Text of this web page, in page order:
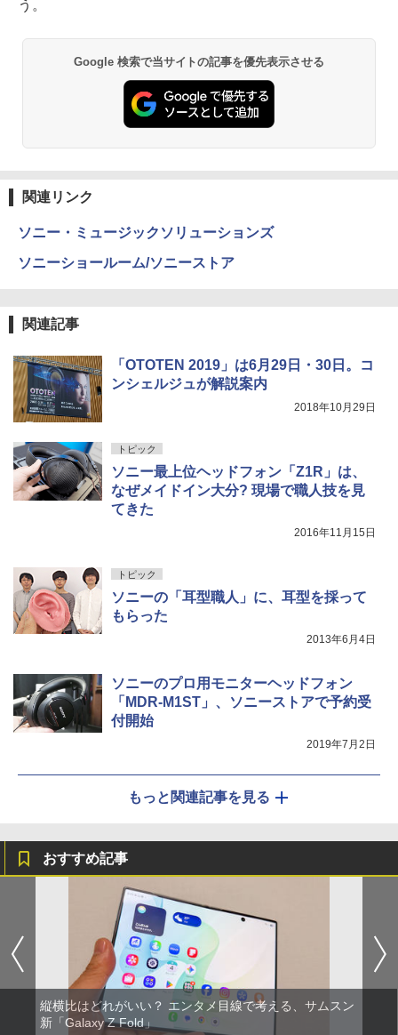
う。
Google 検索で当サイトの記事を優先表示させる
関連リンク
ソニー・ミュージックソリューションズ
ソニーショールーム/ソニーストア
関連記事
「OTOTEN 2019」は6月29日・30日。コ
ンシェルジュが解説案内
2018年10月29日
トピック
ソニー最上位ヘッドフォン「Z1R」は、
なぜメイドイン大分? 現場で職人技を見
てきた
2016年11月15日
トピック
ソニーの「耳型職人」に、耳型を採って
もらった
2013年6月4日
ソニーのプロ用モニターヘッドフォン
「MDR-M1ST」、ソニーストアで予約受
付開始
2019年7月2日
もっと関連記事を見る
おすすめ記事
縦横比はどれがいい？ エンタメ目線で考える、サムスン
新「Galaxy Z Fold」